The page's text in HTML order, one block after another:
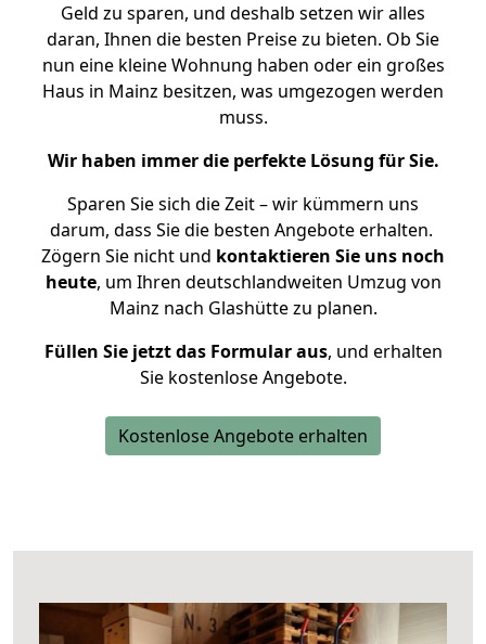
Geld zu sparen, und deshalb setzen wir alles
daran, Ihnen die besten Preise zu bieten. Ob Sie
nun eine kleine Wohnung haben oder ein großes
Haus in Mainz besitzen, was umgezogen werden
muss.
Wir haben immer die perfekte Lösung für Sie.
Sparen Sie sich die Zeit – wir kümmern uns
darum, dass Sie die besten Angebote erhalten.
Zögern Sie nicht und kontaktieren Sie uns noch
heute, um Ihren deutschlandweiten Umzug von
Mainz nach Glashütte zu planen.
Füllen Sie jetzt das Formular aus, und erhalten
Sie kostenlose Angebote.
Kostenlose Angebote erhalten